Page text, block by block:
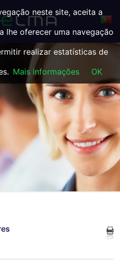
neste site, aceita a
lhe oferecer uma navegação
realizar estatísticas de
Mais informações OK